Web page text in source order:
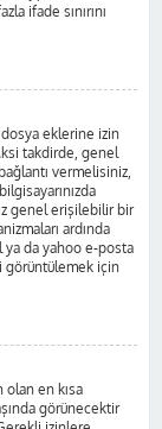
ifade sınırını
eklerine izin
takdirde, genel
vermelisiniz,
genel erişilebilir bir
ardında
ya da yahoo e-posta
görüntülemek için
en kısa
görünecektir